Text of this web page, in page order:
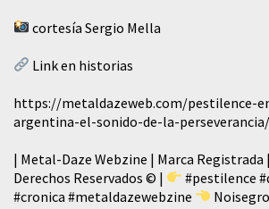
cortesía Sergio Mella
Link en historias
https://metaldazeweb.com/pestilence-
argentina-el-sonido-de-la-perseverancia/
| Metal-Daze Webzine | Marca Registrada
Derechos Reservados © |
#pestilence
#cronica #metaldazewebzine